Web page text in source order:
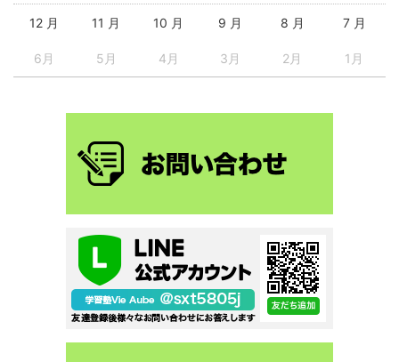
12 月 11 月 10 月 9 月 8 月 7 月
6月 5月 4月 3月 2月 1月